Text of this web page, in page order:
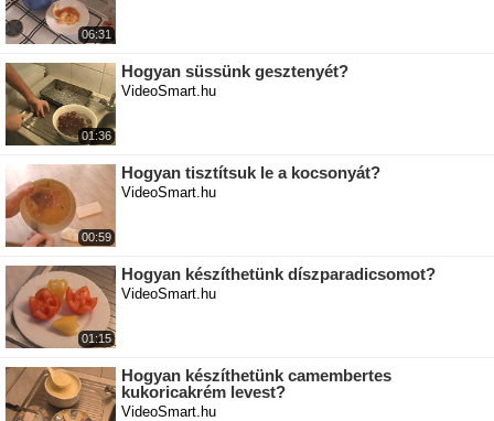
06:31
01:36
Hogyan süssünk gesztenyét?
VideoSmart.hu
00:59
Hogyan tisztítsuk le a kocsonyát?
VideoSmart.hu
01:15
Hogyan készíthetünk díszparadicsomot?
VideoSmart.hu
Hogyan készíthetünk camembertes
kukoricakrém levest?
VideoSmart.hu